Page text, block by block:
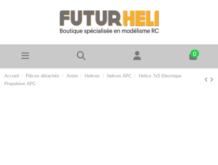
0
Accueil Pièces détachés Avion Helices helices APC
Helice 7x5 Electrique
Propulsive APC